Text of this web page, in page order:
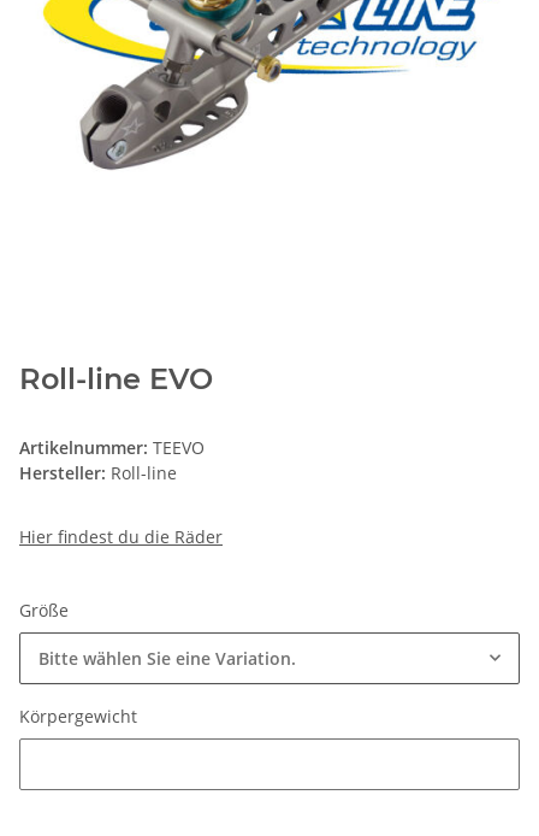
Roll-line EVO
Artikelnummer: TEEVO
Hersteller: Roll-line
Hier findest du die Räder
Größe
Bitte wählen Sie eine Variation.
Körpergewicht